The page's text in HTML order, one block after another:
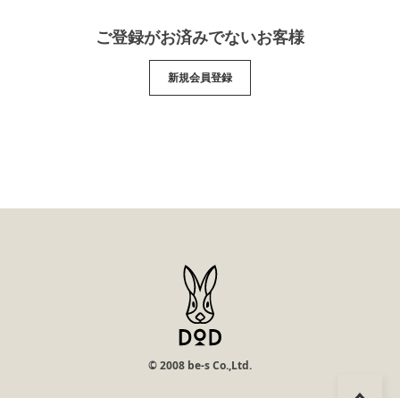
ご登録がお済みでないお客様
新規会員登録
© 2008 be-s Co.,Ltd.